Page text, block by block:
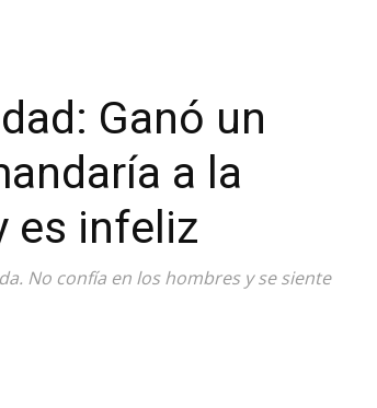
Diario
Ganó un
a la
es infeliz
No confía en los hombres y se siente